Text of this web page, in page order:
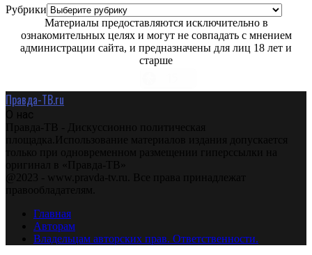
Рубрики
Материалы предоставляются исключительно в
ознакомительных целях и могут не совпадать с мнением
администрации сайта, и предназначены для лиц 18 лет и
старше
Правда-ТВ.ru
О нас
Правда-ТВ - Дискуссионно политическая
площадка.Использование материалов издания допускается
только при одновременном размещении гиперссылки на
оригинал в «Правда-ТВ»
@2023 - www.pravda-tv.ru. Все права принадлежат
правообладателям.
Главная
Авторам
Владельцам авторских прав. Ответственности.